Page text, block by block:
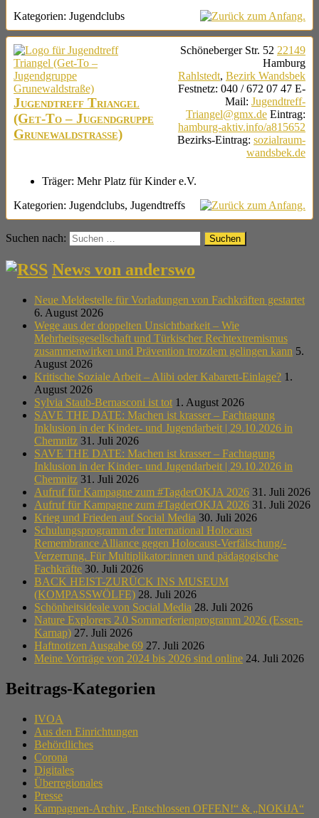
Kategorien: Jugendclubs
Jugendtreff Triangel
(Get-To – Jugendgruppe
Grunewaldstraße)
Schöneberger Str. 52 22149
Hamburg
Rahlstedt, Bezirk Wandsbek
Festnetz: 040 / 672 07 47 E-
Mail: Jugendtreff-
Triangel@gmx.de Eintrag:
hamburg-aktiv.info/a815652
Bezirks-Eintrag: sozialraum-
wandsbek.de
Träger: Mehr Platz für Kinder e.V.
Kategorien: Jugendclubs, Jugendtreffs
Suchen nach:
News von anderswo
Neue Meldestelle für Vorladungen von Fachkräften gestartet
6. August 2026
Wege aus der doppelten Unsichtbarkeit – Wie
Mehrheitsgesellschaft und Türkischer Rechtextremismus
zusammenwirken und Prävention trotzdem gelingen kann 5.
August 2026
Kritische Soziale Arbeit – Alibi oder Kabarett-Einlage? 1.
August 2026
Sylvia Staub-Bernasconi ist tot 1. August 2026
SAVE THE DATE: Machen ist krasser – Fachtagung
Inklusion in der Kinder- und Jugendarbeit | 29.10.2026 in
Chemnitz 31. Juli 2026
SAVE THE DATE: Machen ist krasser – Fachtagung
Inklusion in der Kinder- und Jugendarbeit | 29.10.2026 in
Chemnitz 31. Juli 2026
Aufruf für Kampagne zum #TagderOKJA 2026 31. Juli 2026
Aufruf für Kampagne zum #TagderOKJA 2026 31. Juli 2026
Krieg und Frieden auf Social Media 30. Juli 2026
Schulungsprogramm der International Holocaust
Remembrance Alliance gegen Holocaust-Verfälschung/-
Verzerrung. Für Multiplikator:innen und pädagogische
Fachkräfte 30. Juli 2026
BACK HEIST-ZURÜCK INS MUSEUM
(KOMPASSWÖLFE) 28. Juli 2026
Schönheitsideale von Social Media 28. Juli 2026
Nature Explorers 2.0 Sommerferienprogramm 2026 (Essen-
Karnap) 27. Juli 2026
Haftnotizen Ausgabe 69 27. Juli 2026
Meine Vorträge von 2024 bis 2026 sind online 24. Juli 2026
Beitrags-Kategorien
IVOA
Aus den Einrichtungen
Behördliches
Corona
Digitales
Überregionales
Presse
Kampagnen-Archiv „Entschlossen OFFEN!“ & „NOKiJA“